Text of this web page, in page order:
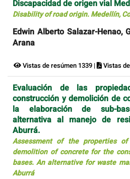
Discapacidad de origen vial
Disability of road origin. Medellín,
Edwin Alberto Salazar-Henao,
Arana
Vistas de resúmen 1339 | Vistas
Evaluación de las
construcción y demolición de
la elaboración de sub-
alternativa al manejo de
Aburrá.
Assessment of the properties
demolition of concrete for the
bases. An alternative for waste
Aburrá